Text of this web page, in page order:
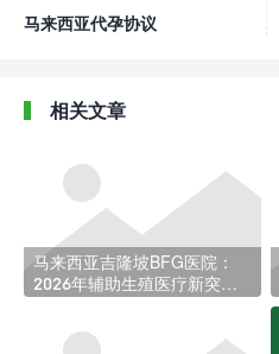
马来西亚代孕协议
相关文章
马来西亚吉隆坡BFG医院：
2026年辅助生殖医疗新突